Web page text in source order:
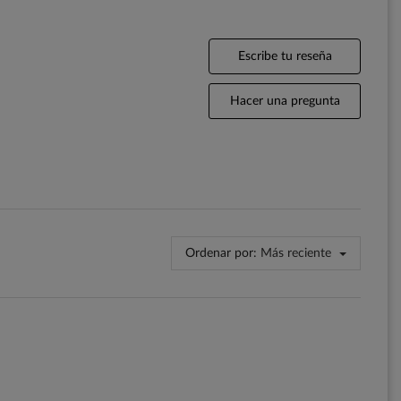
Escribe tu reseña
Hacer una pregunta
Ordenar por: Más reciente